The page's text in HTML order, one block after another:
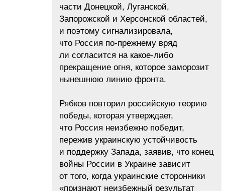
части Донецкой, Луганской,
Запорожской и Херсонской областей,
и поэтому сигнализировала,
что Россия по-прежнему вряд
ли согласится на какое-либо
прекращение огня, которое заморозит
нынешнюю линию фронта.
Рябков повторил российскую теорию
победы, которая утверждает,
что Россия неизбежно победит,
пережив украинскую устойчивость
и поддержку Запада, заявив, что конец
войны России в Украине зависит
от того, когда украинские сторонники
«признают неизбежный результат